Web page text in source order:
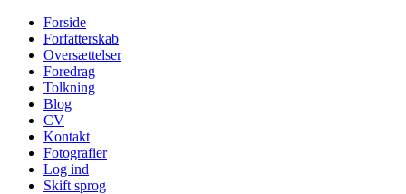
Forside
Forfatterskab
Oversættelser
Foredrag
Tolkning
Blog
CV
Kontakt
Fotografier
Log ind
Skift sprog